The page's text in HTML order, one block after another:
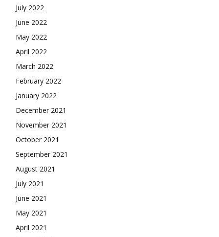
July 2022
June 2022
May 2022
April 2022
March 2022
February 2022
January 2022
December 2021
November 2021
October 2021
September 2021
August 2021
July 2021
June 2021
May 2021
April 2021